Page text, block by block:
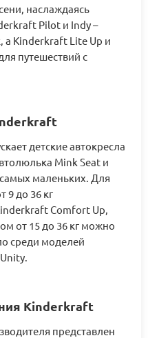
наслаждаясь
Pilot и Indy –
а Kinderkraft Lite Up и
путешествий с
детские автокресла
Mink Seat и
маленьких. Для
9 до 36 кг
Comfort Up,
от 15 до 36 кг можно
среди моделей
Kinderkraft
представлен